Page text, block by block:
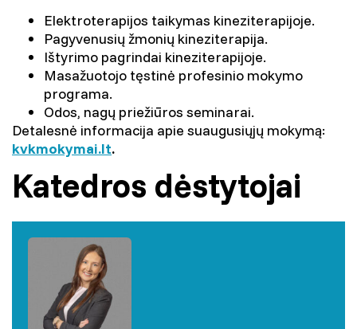
Elektroterapijos taikymas kineziterapijoje.
Pagyvenusių žmonių kineziterapija.
Ištyrimo pagrindai kineziterapijoje.
Masažuotojo tęstinė profesinio mokymo
programa.
Odos, nagų priežiūros seminarai.
Detalesnė informacija apie suaugusiųjų mokymą:
kvkmokymai.lt.
Katedros dėstytojai